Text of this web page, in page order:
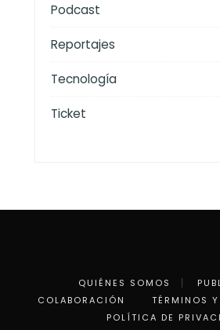
Podcast
Reportajes
Tecnología
Ticket
QUIÉNES SOMOS
COLABORACIÓN
TÉRMINOS
POLÍTICA DE